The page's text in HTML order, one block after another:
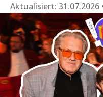
Aktualisiert: 31.07.2026